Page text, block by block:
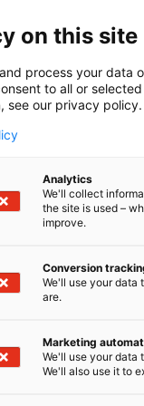
mukaan
järjestää.
myös
Avi
-
rajoitukset
0074,
on this site
process your data
to all or
see our privacy policy.
Analytics
We'll collect
the site is used –
improve.
Conversion
We'll use your data
are.
Marketing
We'll use your data
We'll also use it to